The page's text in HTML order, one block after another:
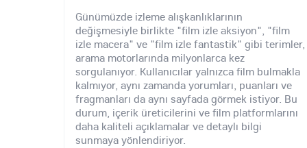
Günümüzde izleme alışkanlıklarının
değişmesiyle birlikte "film izle aksiyon", "film
izle macera" ve "film izle fantastik" gibi terimler,
arama motorlarında milyonlarca kez
sorgulanıyor. Kullanıcılar yalnızca film bulmakla
kalmıyor, aynı zamanda yorumları, puanları ve
fragmanları da aynı sayfada görmek istiyor. Bu
durum, içerik üreticilerini ve film platformlarını
daha kaliteli açıklamalar ve detaylı bilgi
sunmaya yönlendiriyor.